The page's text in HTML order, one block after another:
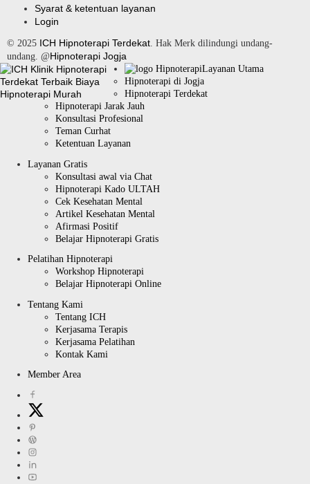
Syarat & ketentuan layanan
Login
© 2025 ICH Hipnoterapi Terdekat . Hak Merk dilindungi undang-
undang. @Hipnoterapi Jogja
Layanan Utama
Hipnoterapi di Jogja
Hipnoterapi Terdekat
Hipnoterapi Jarak Jauh
Konsultasi Profesional
Teman Curhat
Ketentuan Layanan
Layanan Gratis
Konsultasi awal via Chat
Hipnoterapi Kado ULTAH
Cek Kesehatan Mental
Artikel Kesehatan Mental
Afirmasi Positif
Belajar Hipnoterapi Gratis
Pelatihan Hipnoterapi
Workshop Hipnoterapi
Belajar Hipnoterapi Online
Tentang Kami
Tentang ICH
Kerjasama Terapis
Kerjasama Pelatihan
Kontak Kami
Member Area